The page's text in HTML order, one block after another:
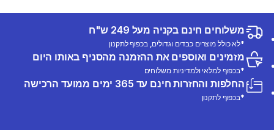
משלוחים חינם בקניה מעל 249 ש"ח
*לא כולל מוצרים כבדים וגדולים, בכפוף לתקנון
מזמינים ואוספים את ההזמנה מהסניף באותו היום
*בכפוף למלאי ולמדיניות משלוחים
החלפות והחזרות חינם עד 365 ימים ממועד הרכישה
*בכפוף לתקנון